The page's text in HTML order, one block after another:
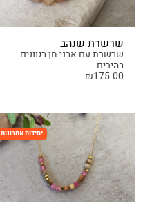
שרשרת שנהב
שרשרת עם אבני חן בגוונים
בהירים
₪175.00
יחידות אחרונות